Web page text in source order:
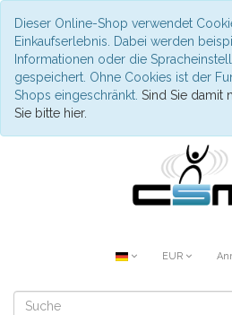
Dieser Online-Shop verwendet
Einkaufserlebnis. Dabei werden
Informationen oder die
gespeichert. Ohne Cookies ist der
Shops eingeschränkt. Sind Sie damit
Sie bitte hier.
EUR